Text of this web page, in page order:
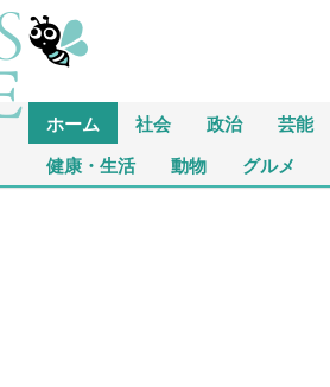
ホーム 社会 政治 芸能
健康・生活 動物 グルメ